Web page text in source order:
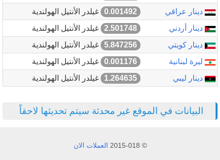
دينار عراقي
0.001492
غيلدر الأنتيل الهولندية
دينار أردني
2.501748
غيلدر الأنتيل الهولندية
دينار كويتي
5.847256
غيلدر الأنتيل الهولندية
ليرة لبنانية
0.001176
غيلدر الأنتيل الهولندية
دينار ليبي
1.264635 غيلدر الأنتيل الهولندية
البيانات في الموقع غير محدثة سيتم تحديثها لاحقاً
© 2015-018 العملات الان